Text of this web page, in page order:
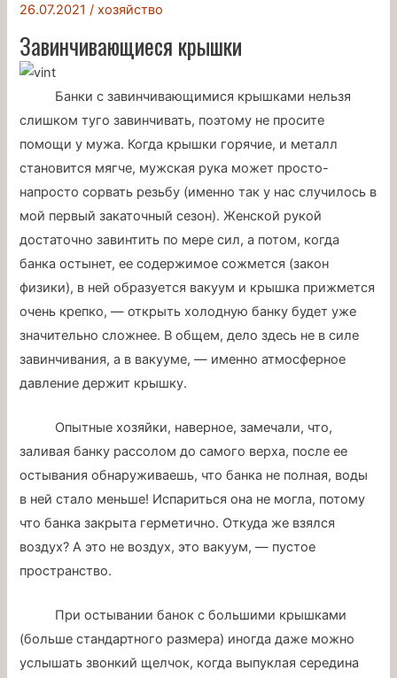
26.07.2021 /хозяйство
Завинчивающиеся крышки
Банки с завинчивающимися крышками нельзя
слишком туго завинчивать, поэтому не просите
помощи у мужа. Когда крышки горячие, и металл
становится мягче, мужская рука может просто-
напросто сорвать резьбу (именно так у нас случилось в
мой первый закаточный сезон). Женской рукой
достаточно завинтить по мере сил, а потом, когда
банка остынет, ее содержимое сожмется (закон
физики), в ней образуется вакуум и крышка прижмется
очень крепко, — открыть холодную банку будет уже
значительно сложнее. В общем, дело здесь не в силе
завинчивания, а в вакууме, — именно атмосферное
давление держит крышку.
Опытные хозяйки, наверное, замечали, что,
заливая банку рассолом до самого верха, после ее
остывания обнаруживаешь, что банка не полная, воды
в ней стало меньше! Испариться она не могла, потому
что банка закрыта герметично. Откуда же взялся
воздух? А это не воздух, это вакуум, — пустое
пространство.
При остывании банок с большими крышками
(больше стандартного размера) иногда даже можно
услышать звонкий щелчок, когда выпуклая середина